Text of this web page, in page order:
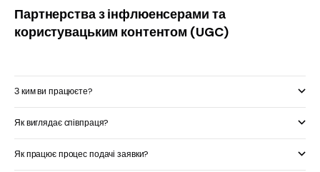
Партнерства з інфлюенсерами та
користувацьким контентом (UGC)
З ким ви працюєте?
Як виглядає співпраця?
Як працює процес подачі заявки?